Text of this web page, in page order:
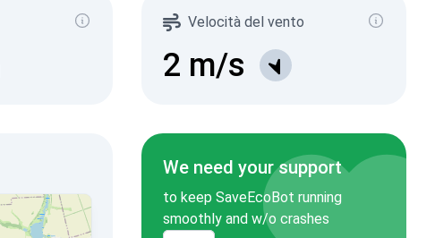
Velocità del vento
2 m/s
We need your support
to keep SaveEcoBot running
smoothly and w/o crashes